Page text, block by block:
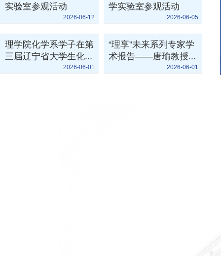
实验室参观活动
2026-06-12
学实验室参观活动
2026-06-05
理学院化学系学子在第
三届辽宁省大学生化...
2026-06-01
“理享”未来系列专家学
术报告——唐瑜教授...
2026-06-01